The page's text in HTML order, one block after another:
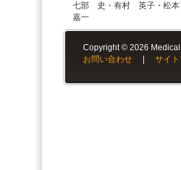
七部 史・有村 英子・松
嘉一
Copyright © 2026
お問い合わせ | サイ